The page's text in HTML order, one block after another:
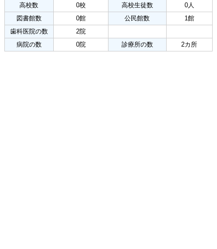
高校数 0校 高校生徒数
0人
図書館数
0館 公民館数
1館
歯科医院の数
2院
病院の数
0院 診療所の数 2カ所